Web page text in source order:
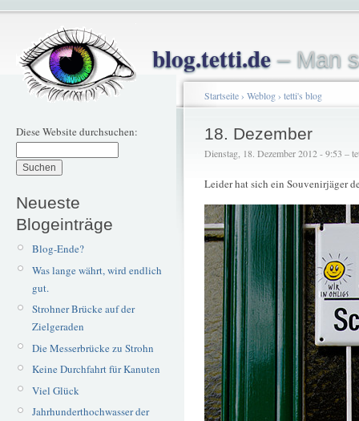
blog.tetti.de– Man
Diese Website durchsuchen:
Neueste
Blogeinträge
Blog-Ende?
Was lange währt, wird endlich
gut.
Strohner Brücke auf der
Zielgeraden
Die Messerbrücke zu Strohn
Keine Durchfahrt für Kanuten
Viel Glück
Jahrhunderthochwasser der
Startseite› Weblog› tetti's blog
18. Dezember
Dienstag, 18. Dezember 2012 - 9:53 –
Leider hat sich ein Souvenirjäger